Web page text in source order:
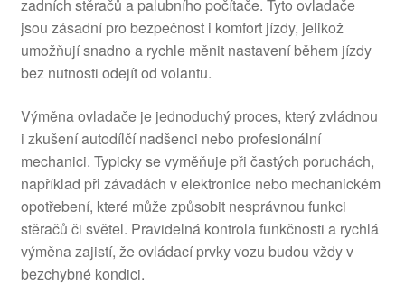
zadních stěračů a palubního počítače. Tyto ovladače
jsou zásadní pro bezpečnost i komfort jízdy, jelikož
umožňují snadno a rychle měnit nastavení během jízdy
bez nutnosti odejít od volantu.
Výměna ovladače je jednoduchý proces, který zvládnou
i zkušení autodílčí nadšenci nebo profesionální
mechanici. Typicky se vyměňuje při častých poruchách,
například při závadách v elektronice nebo mechanickém
opotřebení, které může způsobit nesprávnou funkci
stěračů či světel. Pravidelná kontrola funkčnosti a rychlá
výměna zajistí, že ovládací prvky vozu budou vždy v
bezchybné kondici.